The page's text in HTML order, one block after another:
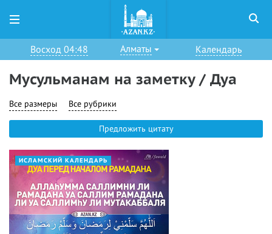
Восход 04:48 Алматы Календарь
Мусульманам на заметку / Дуа
Все размеры Все рубрики
Предложить цитату
ИСЛАМСКИЙ КАЛЕНДАРЬ